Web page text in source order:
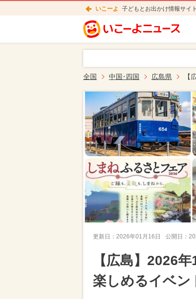
いこーよ 子どもとお出かけ情報サイ
全国 中国･四国 広島県 【
更新日： 2026年01月16日 公開日：
【広島】2026
楽しめるイベン